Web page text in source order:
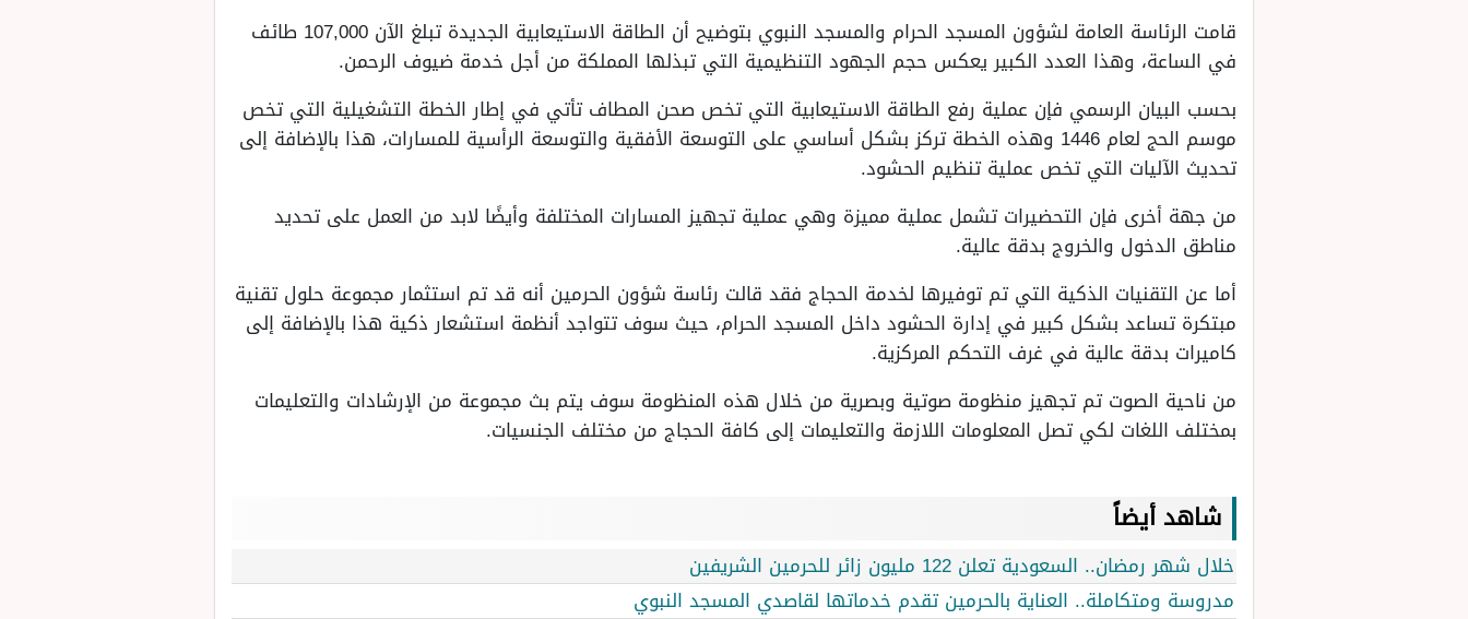
قامت الرئاسة العامة لشؤون المسجد الحرام والمسجد النبوي بتوضيح أن الطاقة الاستيعابية الجديدة تبلغ الآن 107,000 طائف
في الساعة، وهذا العدد الكبير يعكس حجم الجهود التنظيمية التي تبذلها المملكة من أجل خدمة ضيوف الرحمن.
بحسب البيان الرسمي فإن عملية رفع الطاقة الاستيعابية التي تخص صحن المطاف تأتي في إطار الخطة التشغيلية التي تخص
موسم الحج لعام 1446 وهذه الخطة تركز بشكل أساسي على التوسعة الأفقية والتوسعة الرأسية للمسارات، هذا بالإضافة إلى
تحديث الآليات التي تخص عملية تنظيم الحشود.
من جهة أخرى فإن التحضيرات تشمل عملية مميزة وهي عملية تجهيز المسارات المختلفة وأيضًا لابد من العمل على تحديد
مناطق الدخول والخروج بدقة عالية.
أما عن التقنيات الذكية التي تم توفيرها لخدمة الحجاج فقد قالت رئاسة شؤون الحرمين أنه قد تم استثمار مجموعة حلول تقنية
مبتكرة تساعد بشكل كبير في إدارة الحشود داخل المسجد الحرام، حيث سوف تتواجد أنظمة استشعار ذكية هذا بالإضافة إلى
كاميرات بدقة عالية في غرف التحكم المركزية.
من ناحية الصوت تم تجهيز منظومة صوتية وبصرية من خلال هذه المنظومة سوف يتم بث مجموعة من الإرشادات والتعليمات
بمختلف اللغات لكي تصل المعلومات اللازمة والتعليمات إلى كافة الحجاج من مختلف الجنسيات.
شاهد أيضاً
خلال شهر رمضان.. السعودية تعلن 122 مليون زائر للحرمين الشريفين
مدروسة ومتكاملة.. العناية بالحرمين تقدم خدماتها لقاصدي المسجد النبوي